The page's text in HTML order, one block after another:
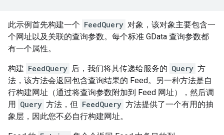
此示例首先构建一个 FeedQuery 对象，该对象主要包含一
个网址以及关联的查询参数。每个标准 GData 查询参数都
有一个属性。
构建 FeedQuery 后，我们将其传递给服务的 Query 方
法，该方法会返回包含查询结果的 Feed。另一种方法是自
行构建网址（通过将查询参数附加到 Feed 网址），然后调
用 Query 方法，但 FeedQuery 方法提供了一个有用的抽
象层，因此您不必自行构建网址。